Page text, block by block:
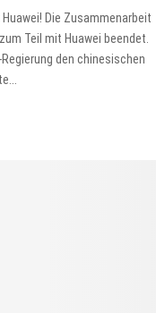
Die Zusammenarbeit
Teil mit Huawei beendet.
den chinesischen